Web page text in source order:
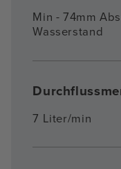
Min - 74mm
Wasserstand
7 Liter/min